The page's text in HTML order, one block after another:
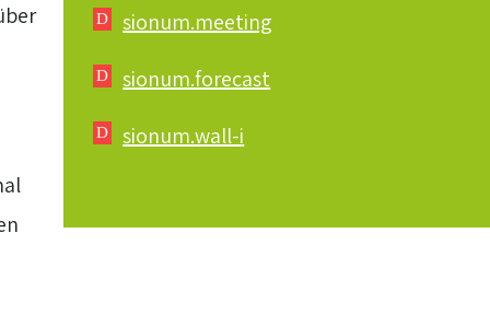
sionum.meeting
sionum.forecast
sionum.wall-i